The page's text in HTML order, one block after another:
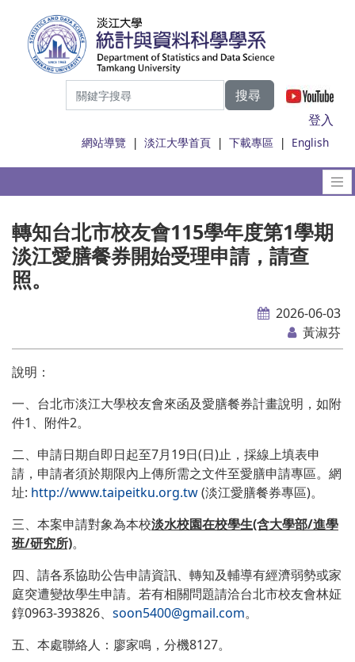
搜尋
登入
網站導覽 |淡江大學首頁 |下載專區 | English
轉知台北市校友會115學年度第1學期
淡江愛膳餐券開始受理申請，請查
照。
2026-06-03
黃淑芬
說明：
一、台北市淡江大學校友會來函及愛膳餐券計畫說明，如附
件1、附件2。
二、申請日期自即日起至7月19日(日)止，採線上填表申
請，申請者須於期限內上傳所需之文件至愛膳申請專區。網
址: http://www.taipeitku.org.tw(淡江愛膳餐券專區)。
三、本案申請對象為本校淡水校園在校學生(含大學部/進學
班/研究所)。
四、請各系協助公告申請資訊、轉知及輔導有經濟弱勢或家
庭突遭變故學生申請。若有相關問題請洽台北市校友會林姃
錞0963-393826、 soon5400@gmail.com。
五、本處聯絡人：廖家鳴，分機8127。